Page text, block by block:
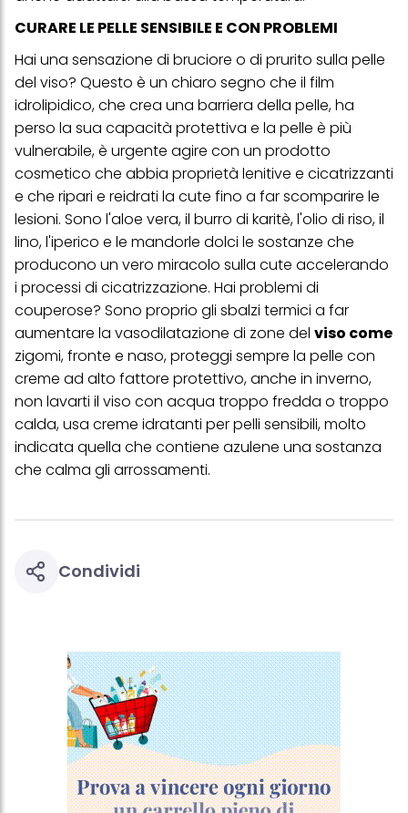
CURARE LE PELLE SENSIBILE E CON PROBLEMI
Hai una sensazione di bruciore o di prurito sulla pelle
del viso? Questo è un chiaro segno che il film
idrolipidico, che crea una barriera della pelle, ha
perso la sua capacità protettiva e la pelle è più
vulnerabile, è urgente agire con un prodotto
cosmetico che abbia proprietà lenitive e cicatrizzanti
e che ripari e reidrati la cute fino a far scomparire le
lesioni. Sono l'aloe vera, il burro di karitè, l'olio di riso, il
lino, l'iperico e le mandorle dolci le sostanze che
producono un vero miracolo sulla cute accelerando
i processi di cicatrizzazione. Hai problemi di
couperose? Sono proprio gli sbalzi termici a far
aumentare la vasodilatazione di zone del viso come
zigomi, fronte e naso, proteggi sempre la pelle con
creme ad alto fattore protettivo, anche in inverno,
non lavarti il viso con acqua troppo fredda o troppo
calda, usa creme idratanti per pelli sensibili, molto
indicata quella che contiene azulene una sostanza
che calma gli arrossamenti.
Condividi